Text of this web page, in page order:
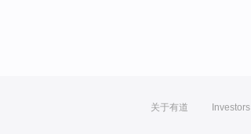
关于有道 Investors